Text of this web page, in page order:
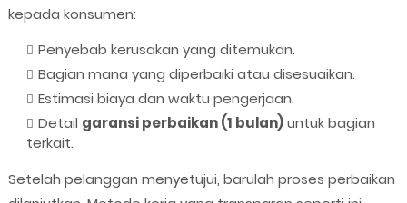
kepada konsumen:
Penyebab kerusakan yang ditemukan.
Bagian mana yang diperbaiki atau disesuaikan.
Estimasi biaya dan waktu pengerjaan.
Detail garansi perbaikan (1 bulan)untuk bagian
terkait.
Setelah pelanggan menyetujui, barulah proses perbaikan